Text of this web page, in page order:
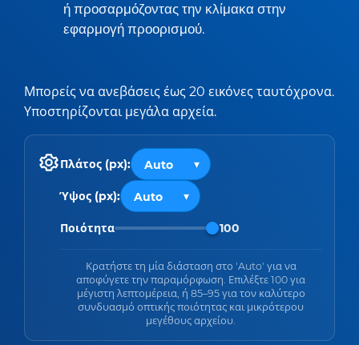
ή προσαρμόζοντας την κλίμακα στην
εφαρμογή προορισμού.
Μπορείς να ανεβάσεις έως 20 εικόνες ταυτόχρονα.
Υποστηρίζονται μεγάλα αρχεία.
Πλάτος (px):
Ύψος (px):
Ποιότητα 100
Κρατήστε τη μία διάσταση στο 'Auto' για να
αποφύγετε την παραμόρφωση. Επιλέξτε 100 για
μέγιστη λεπτομέρεια, ή 85–95 για τον καλύτερο
συνδυασμό οπτικής ποιότητας και μικρότερου
μεγέθους αρχείου.